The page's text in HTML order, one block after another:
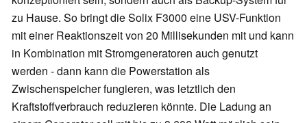
zu Hause. So bringt die Solix F3000 eine USV-Funktion
mit einer Reaktionszeit von 20 Millisekunden mit und kann
in Kombination mit Stromgeneratoren auch genutzt
werden - dann kann die Powerstation als
Zwischenspeicher fungieren, was letztlich den
Kraftstoffverbrauch reduzieren könnte. Die Ladung an